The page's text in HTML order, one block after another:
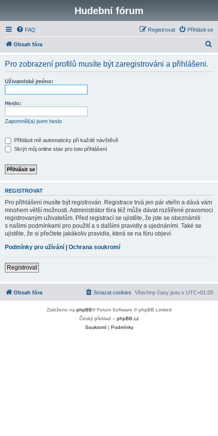
Hudební fórum
FAQ Přihlásit se
Registrovat
Obsah fóra
Pro zobrazení profilů musíte být zaregistrováni a přihlášeni.
Uživatelské jméno:
Heslo:
Zapomněl(a) jsem heslo
Přihlásit mě automaticky při každé návštěvě
Skrýt můj online stav pro toto přihlášení
REGISTROVAT
Pro přihlášení musíte být registrován. Registrace trvá jen pár vteřin a dává vám
mnohem větší možnosti. Administrátor fóra též může dávat rozšířené pravomoci
registrovaným uživatelům. Před registrací se ujistěte, že jste se obeznámili
s našimi podmínkami pro použití a s dalšími pravidly a ujednáními. Také se
ujistěte, že si přečtete jakákoliv pravidla, která se na fóru objeví.
Podmínky pro užívání | Ochrana soukromí
Registrovat
Obsah fóra Všechny časy jsou v UTC+01:00
Smazat cookies
Založeno na phpBB® Forum Software © phpBB Limited
Český překlad – phpBB.cz
Soukromí| Podmínky